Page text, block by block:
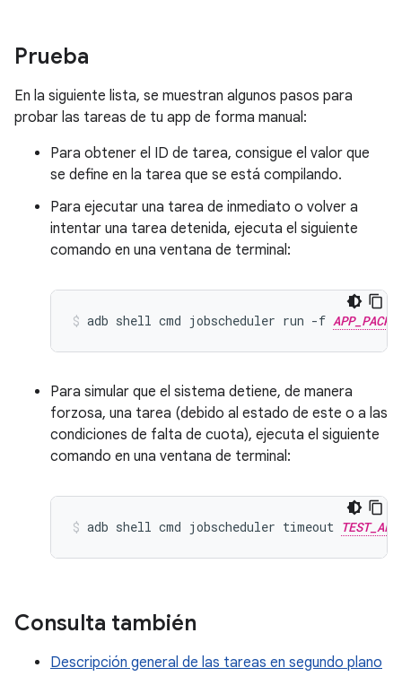
Prueba
En la siguiente lista, se muestran algunos pasos para
probar las tareas de tu app de forma manual:
Para obtener el ID de tarea, consigue el valor que
se define en la tarea que se está compilando.
Para ejecutar una tarea de inmediato o volver a
intentar una tarea detenida, ejecuta el siguiente
comando en una ventana de terminal:
adb shell cmd jobscheduler run -f
Para simular que el sistema detiene, de manera
forzosa, una tarea (debido al estado de este o a las
condiciones de falta de cuota), ejecuta el siguiente
comando en una ventana de terminal:
adb shell cmd jobscheduler timeout
Consulta también
Descripción general de las tareas en segundo plano